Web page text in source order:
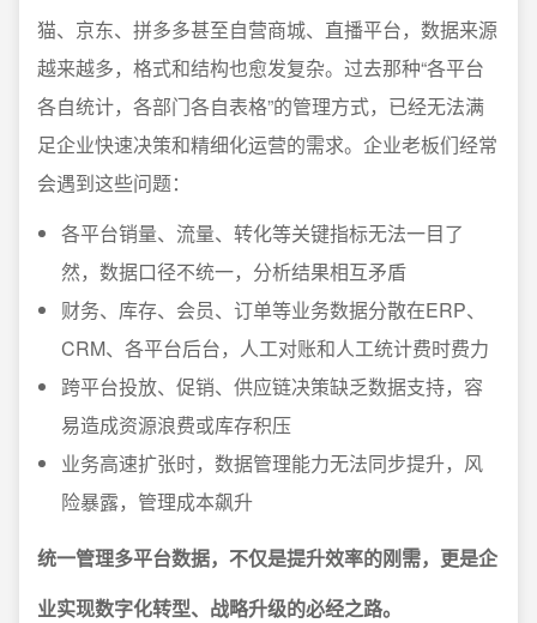
猫、京东、拼多多甚至自营商城、直播平台，数据来源
越来越多，格式和结构也愈发复杂。过去那种“各平台
各自统计，各部门各自表格”的管理方式，已经无法满
足企业快速决策和精细化运营的需求。企业老板们经常
会遇到这些问题：
各平台销量、流量、转化等关键指标无法一目了
然，数据口径不统一，分析结果相互矛盾
财务、库存、会员、订单等业务数据分散在ERP、
CRM、各平台后台，人工对账和人工统计费时费力
跨平台投放、促销、供应链决策缺乏数据支持，容
易造成资源浪费或库存积压
业务高速扩张时，数据管理能力无法同步提升，风
险暴露，管理成本飙升
统一管理多平台数据，不仅是提升效率的刚需，更是企
业实现数字化转型、战略升级的必经之路。